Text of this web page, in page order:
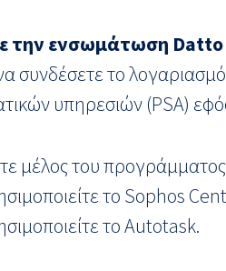
την ενσωμάτωση Datto
συνδέσετε το
υπηρεσιών (PSA)
μέλος του
το Sophos
το Autotask.